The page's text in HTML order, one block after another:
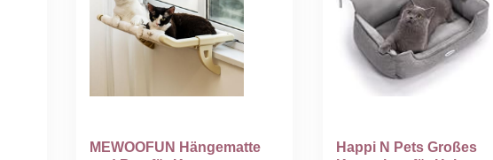
MEWOOFUN Hängematte
Happi N Pets Großes